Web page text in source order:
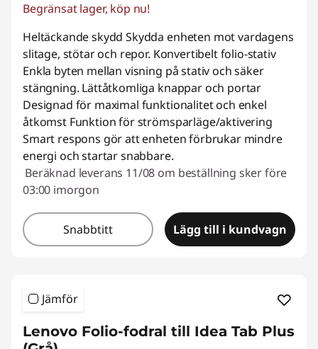
Begränsat lager, köp nu!
Heltäckande skydd Skydda enheten mot vardagens
slitage, stötar och repor. Konvertibelt folio-stativ
Enkla byten mellan visning på stativ och säker
stängning. Lättåtkomliga knappar och portar
Designad för maximal funktionalitet och enkel
åtkomst Funktion för strömsparläge/aktivering
Smart respons gör att enheten förbrukar mindre
energi och startar snabbare.
Beräknad leverans 11/08 om beställning sker före
03:00 imorgon
Snabbtitt Lägg till i kundvagn
Jämför
Lenovo Folio-fodral till Idea Tab Plus